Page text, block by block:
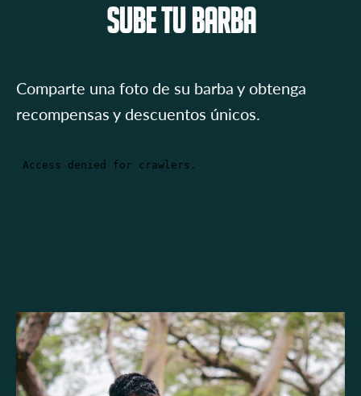
SUBE TU BARBA
Comparte una foto de su barba y obtenga
recompensas y descuentos únicos.